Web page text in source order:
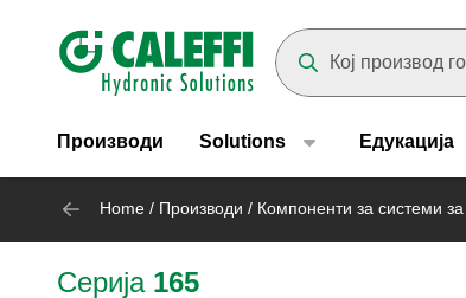
Header main navigation
Производи Solutions Едукација
Home / Производи / Компоненти за системи
Серија 165